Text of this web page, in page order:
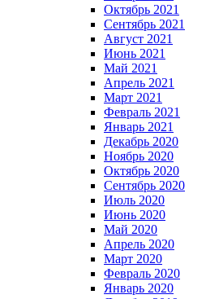
Октябрь 2021
Сентябрь 2021
Август 2021
Июнь 2021
Май 2021
Апрель 2021
Март 2021
Февраль 2021
Январь 2021
Декабрь 2020
Ноябрь 2020
Октябрь 2020
Сентябрь 2020
Июль 2020
Июнь 2020
Май 2020
Апрель 2020
Март 2020
Февраль 2020
Январь 2020